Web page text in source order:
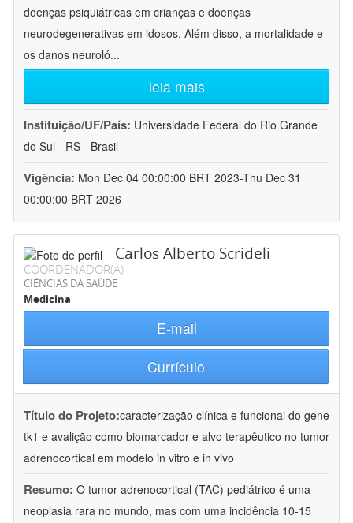
doenças psiquiátricas em crianças e doenças
neurodegenerativas em idosos. Além disso, a mortalidade e
os danos neuroló...
leia mais
Instituição/UF/País: Universidade Federal do Rio Grande
do Sul - RS - Brasil
Vigência: Mon Dec 04 00:00:00 BRT 2023-Thu Dec 31
00:00:00 BRT 2026
Carlos Alberto Scrideli
COORDENADOR(A)
CIÊNCIAS DA SAÚDE
Medicina
E-mail
Currículo
Título do Projeto:caracterização clínica e funcional do gene
tk1 e avalição como biomarcador e alvo terapêutico no tumor
adrenocortical em modelo in vitro e in vivo
Resumo: O tumor adrenocortical (TAC) pediátrico é uma
neoplasia rara no mundo, mas com uma incidência 10-15